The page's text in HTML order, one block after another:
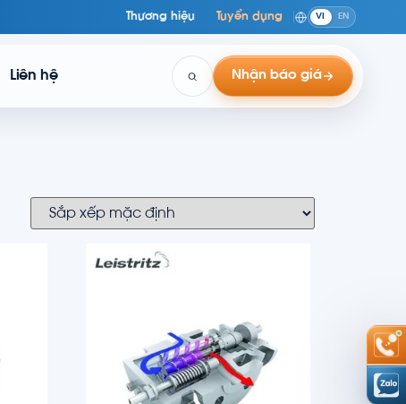
Thương hiệu Tuyển dụng VI EN
Liên hệ Nhận báo giá